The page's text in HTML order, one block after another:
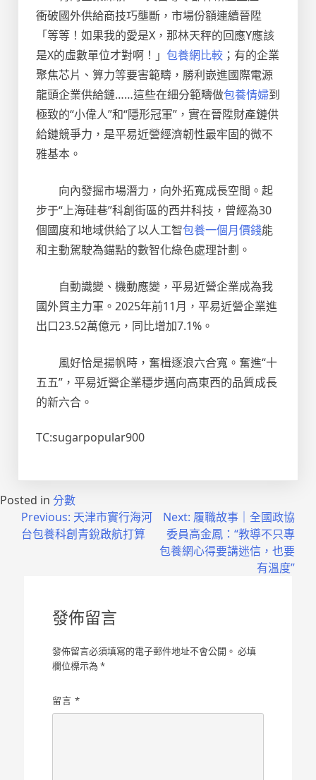
衝破國外供給商技巧壟斷，市場份額連續晉陞
「等等！如果我的愛是X，那林天秤的回應Y應該
是X的虛數單位才對啊！」 包養網比較 ；有的企業
聚焦芯片、算力等要害範疇，勝利嵌進國際電源
龍頭企業供給鏈……這些在細分範疇做包養情婦到
極致的“小偉人”和“隱形冠軍”，實在晉陞財產鏈供
給鏈競爭力，是平易近營經濟韌性最牢固的微不
雅基本。
向內發掘市場潛力，向外拓寬成長空間。起
步于“上海硅巷”科創街區的西井科技，曾經為30
個國度和地域供給了以人工智包養一個月價錢能
和主動駕駛為錨點的數智化綠色處理計劃。
自動識變、機動應變，平易近營企業成為我
國外貿主力軍。2025年前11月，平易近營企業進
出口23.52萬億元，同比增加7.1%。
風好恰是揚帆時，奮楫逐浪六合寬。奮進“十
五五”，平易近營企業穩步邁向高東西的品質成長
的新六合。
TC:sugarpopular900
Posted in 分數
Previous: 天津市實行海河
台包養科創青銳啟航打算
Next: 履職故事｜全國政協
委員高金鳳：“教導不只專
包養網心得要講迷信，也要
有溫度”
發佈留言
發佈留言必須填寫的電子郵件地址不會公開。 必填
欄位標示為*
留言*